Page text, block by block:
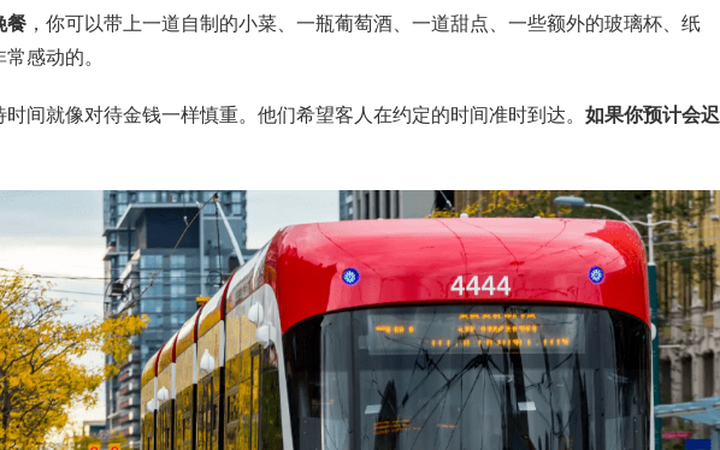
餐 ，你可以带上一道自制的小菜、一瓶葡萄酒、一道甜点、一些额外的玻璃杯、纸
感动的。
间就像对待金钱一样慎重。他们希望客人在约定的时间准时到达。 如果你预计会迟